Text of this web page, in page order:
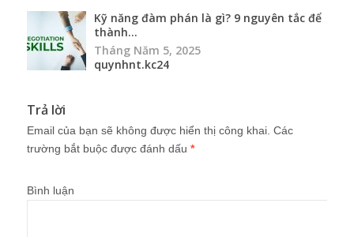
Kỹ năng đàm phán là gì? 9 nguyên tắc để
thành...
Tháng Năm 5, 2025
quynhnt.kc24
Trả lời
Email của bạn sẽ không được hiển thị công khai. Các
trường bắt buộc được đánh dấu *
Bình luận